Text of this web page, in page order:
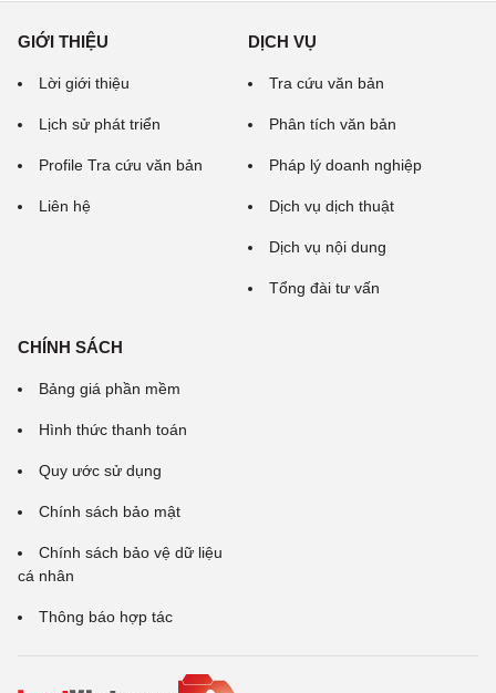
GIỚI THIỆU
Lời giới thiệu
Lịch sử phát triển
Profile Tra cứu văn bản
Liên hệ
DỊCH VỤ
Tra cứu văn bản
Phân tích văn bản
Pháp lý doanh nghiệp
Dịch vụ dịch thuật
Dịch vụ nội dung
Tổng đài tư vấn
CHÍNH SÁCH
Bảng giá phần mềm
Hình thức thanh toán
Quy ước sử dụng
Chính sách bảo mật
Chính sách bảo vệ dữ liệu
cá nhân
Thông báo hợp tác